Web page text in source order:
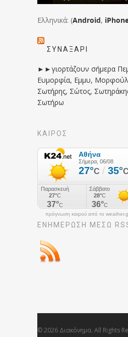
Ελληνικά: (Android,
ΣΥΝΑΞΆΡΙ
►►γιορτάζουν σήμερα
Ευμορφία, Εμμυ,
Σωτήρης, Σώτος,
Σωτήρω
ΚΑΙΡΟΣ
πρόγνωση καιρού από το
ΕΝΗΜΈΡΩΣΉ ΜΕΣΩ
© 2026 Διακόνημα. All Rights